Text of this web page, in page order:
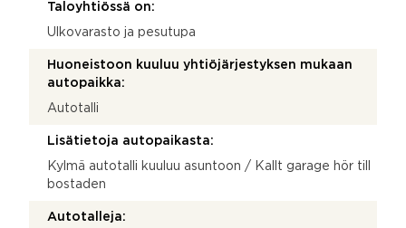
Taloyhtiössä on:
Ulkovarasto ja pesutupa
Huoneistoon kuuluu yhtiöjärjestyksen mukaan
autopaikka:
Autotalli
Lisätietoja autopaikasta:
Kylmä autotalli kuuluu asuntoon / Kallt garage hör till
bostaden
Autotalleja: